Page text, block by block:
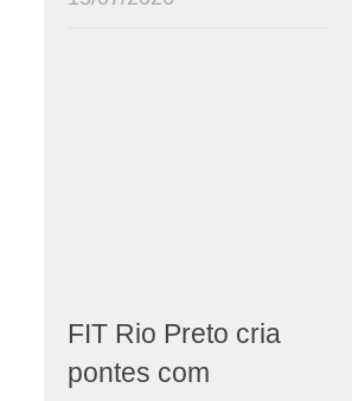
FIT Rio Preto cria
pontes com